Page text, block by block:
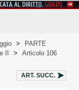
>
PARTE
II > Articolo 106
ART. SUCC.